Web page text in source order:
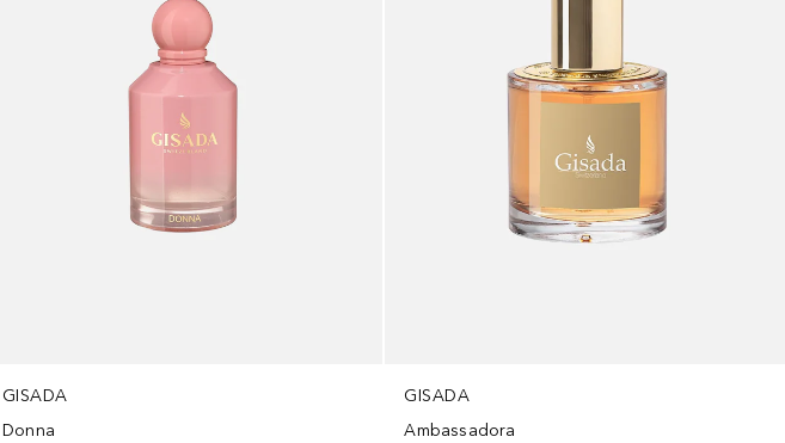
GISADA
Donna
GISADA
Ambassadora